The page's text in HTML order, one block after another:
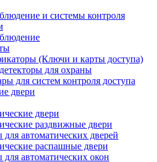
и системы контроля
(Ключи и карты доступа)
для охраны
для систем контроля доступа
двери
двери
раздвижные двери
автоматических дверей
распашные двери
автоматических окон